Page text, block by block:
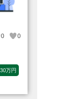
0
0
万円